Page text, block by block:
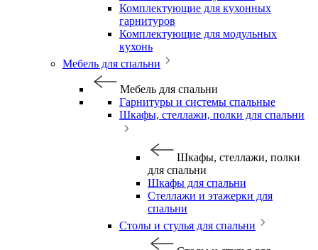
Комплектующие для кухонных
гарнитуров
Комплектующие для модульных
кухонь
Мебель для спальни
Мебель для спальни
Гарнитуры и системы спальные
Шкафы, стеллажи, полки для спальни
Шкафы, стеллажи, полки
для спальни
Шкафы для спальни
Стеллажи и этажерки для
спальни
Столы и стулья для спальни